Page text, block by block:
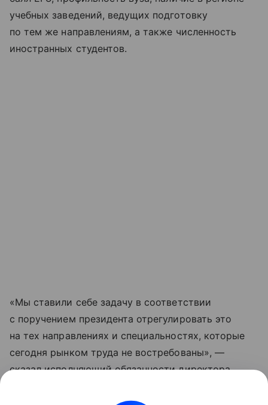
учебных заведений, ведущих подготовку
по тем же направлениям, а также численность
иностранных студентов.
«Мы ставили себе задачу в соответствии
с поручением президента отрегулировать это
на тех направлениях и специальностях, которые
сегодня рынком труда не востребованы», —
сказал исполняющий обязанности директора